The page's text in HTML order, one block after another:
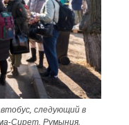
следующий в
Сирет, Румыния.